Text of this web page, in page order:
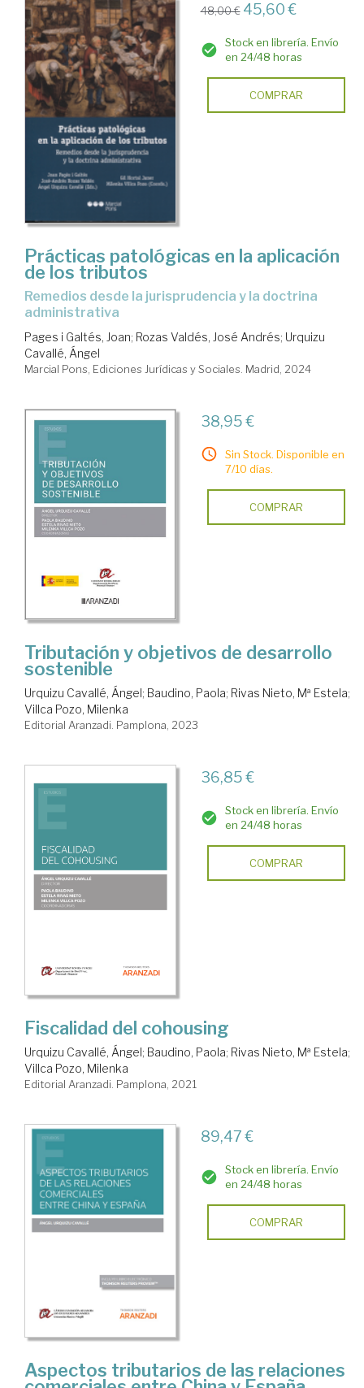
48,00 € 45,60 €
Stock en librería. Envío
en 24/48 horas
COMPRAR
Prácticas patológicas en la aplicación
de los tributos
remedios desde la jurisprudencia y la doctrina
administrativa
Pages i Galtés, Joan; Rozas Valdés, José Andrés; Urquizu
Cavallé, Ángel
Marcial Pons, Ediciones Jurídicas y Sociales. Madrid, 2024
38,95 €
Sin Stock. Disponible en
7/10 días.
COMPRAR
Tributación y objetivos de desarrollo
sostenible
Urquizu Cavallé, Ángel; Baudino, Paola; Rivas Nieto, Mª Estela;
Villca Pozo, Milenka
Editorial Aranzadi. Pamplona, 2023
36,85 €
Stock en librería. Envío
en 24/48 horas
COMPRAR
Fiscalidad del cohousing
Urquizu Cavallé, Ángel ; Baudino, Paola; Rivas Nieto, Mª Estela;
Villca Pozo, Milenka
Editorial Aranzadi. Pamplona, 2021
89,47 €
Stock en librería. Envío
en 24/48 horas
COMPRAR
Aspectos tributarios de las relaciones